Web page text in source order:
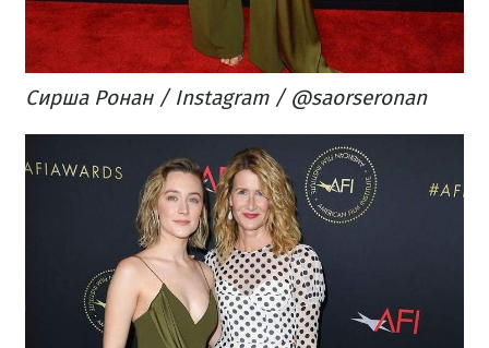
Сирша Ронан / Instagram / @saorseronan​